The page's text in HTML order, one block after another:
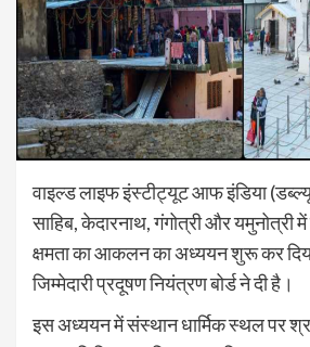
वाइल्ड लाइफ इंस्टीट्यूट आफ इंडिया
साहिब, केदारनाथ, गंगोत्री और यमुनोत्री
क्षमता का आकलन का अध्ययन शुरू कर
जिम्मेदारी प्रदूषण नियंत्रण बोर्ड ने दी है।
इस अध्ययन में संस्थान धार्मिक स्थल पर